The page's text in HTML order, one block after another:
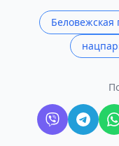
Беловежская